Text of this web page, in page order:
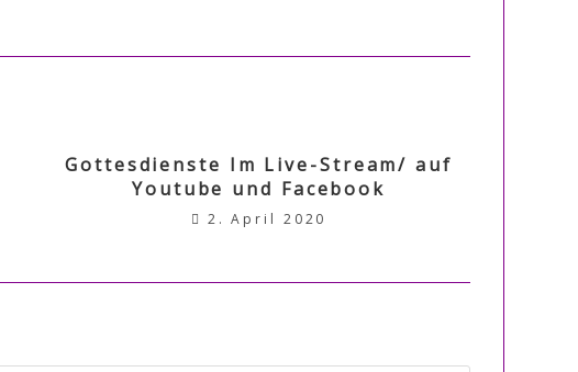
Gottesdienste Im Live-Stream/ auf
Youtube und Facebook
2. April 2020